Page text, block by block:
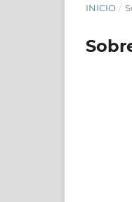
INICIO /